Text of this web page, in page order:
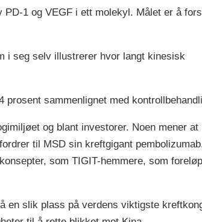
1 og VEGF i ett molekyl. Målet er å
i seg selv illustrerer hvor langt kinesisk
sammenlignet med
og blant investorer. Noen mener at
til MSD sin kreftgigant
som TIGIT-hemmere, som
en slik plass på verdens viktigste